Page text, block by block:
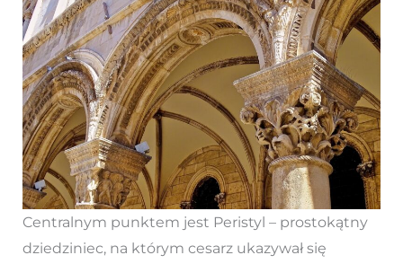
Centralnym punktem jest Peristyl – prostokątny
dziedziniec, na którym cesarz ukazywał się